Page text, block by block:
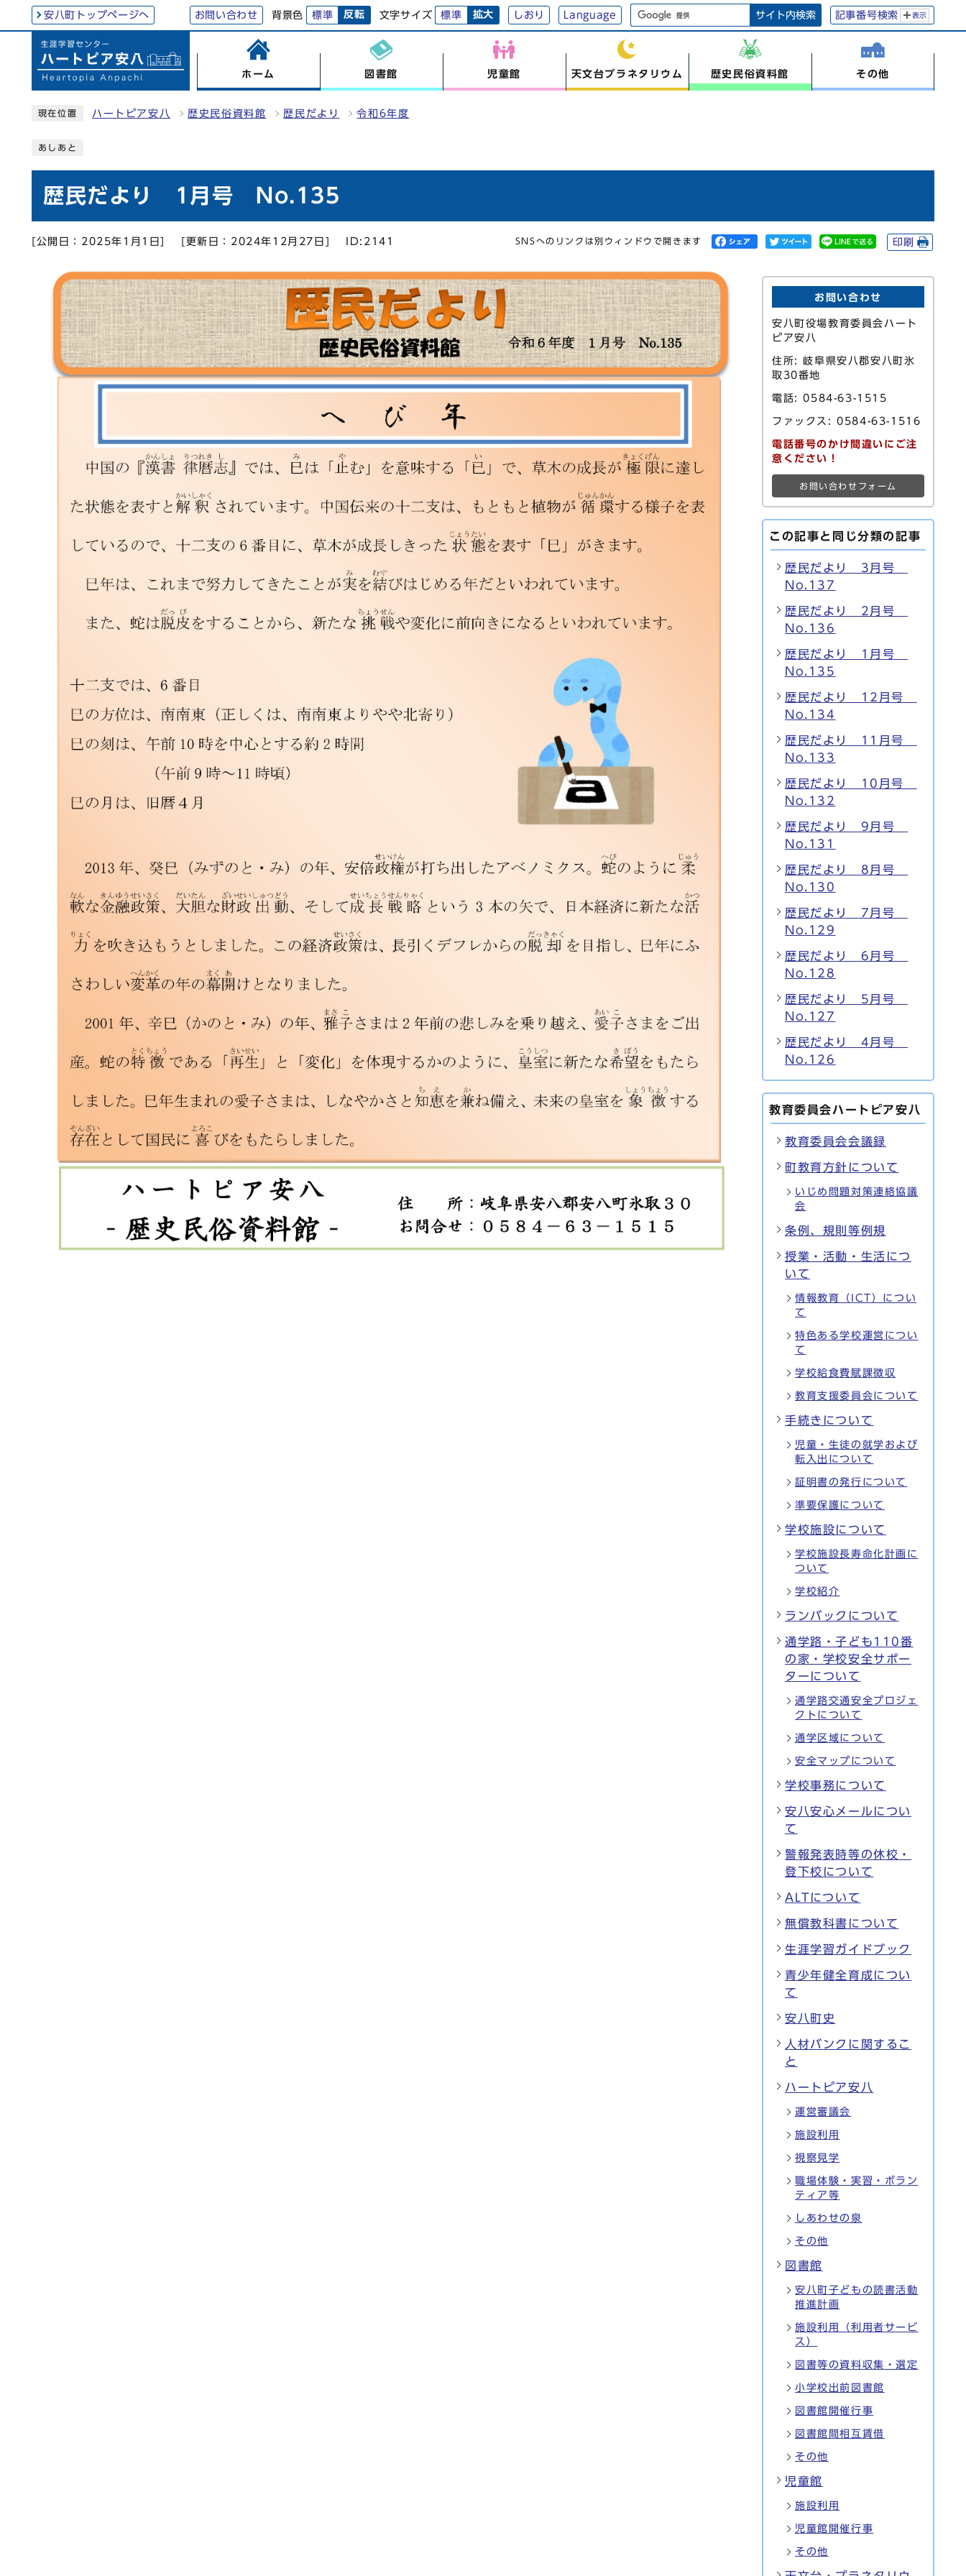
安八町トップページへ お問い合わせ 背景色 標準 反転 文字サイズ 標準 拡大 しおり Language サイト内検索 記事番号検索 表示
ホーム 図書館 児童館 天文台プラネタリウム 歴史民俗資料館 その他
現在位置 ハートピア安八 歴史民俗資料館 歴民だより 令和6年度
あしあと
歴民だより 1月号 No.135
[公開日：2025年1月1日] [更新日：2024年12月27日] ID:2141 SNSへのリンクは別ウィンドウで開きます 印刷
お問い合わせ
安八町役場教育委員会ハート
ピア安八
住所: 岐阜県安八郡安八町氷
取30番地
電話: 0584-63-1515
ファックス: 0584-63-1516
電話番号のかけ間違いにご注
意ください！
お問い合わせフォーム
この記事と同じ分類の記事
歴民だより 3月号
No.137
歴民だより 2月号
No.136
歴民だより 1月号
No.135
歴民だより 12月号
No.134
歴民だより 11月号
No.133
歴民だより 10月号
No.132
歴民だより 9月号
No.131
歴民だより 8月号
No.130
歴民だより 7月号
No.129
歴民だより 6月号
No.128
歴民だより 5月号
No.127
歴民だより 4月号
No.126
教育委員会ハートピア安八
教育委員会会議録
町教育方針について
いじめ問題対策連絡協議
会
条例、規則等例規
授業・活動・生活につ
いて
情報教育（ICT）につい
て
特色ある学校運営につい
て
学校給食費賦課徴収
教育支援委員会について
手続きについて
児童・生徒の就学および
転入出について
証明書の発行について
準要保護について
学校施設について
学校施設長寿命化計画に
ついて
学校紹介
ランバックについて
通学路・子ども110番
の家・学校安全サポー
ターについて
通学路交通安全プロジェ
クトについて
通学区域について
安全マップについて
学校事務について
安八安心メールについ
て
警報発表時等の休校・
登下校について
ALTについて
無償教科書について
生涯学習ガイドブック
青少年健全育成につい
て
安八町史
人材バンクに関するこ
と
ハートピア安八
運営審議会
施設利用
視察見学
職場体験・実習・ボラン
ティア等
しあわせの泉
その他
図書館
安八町子どもの読書活動
推進計画
施設利用（利用者サービ
ス）
図書等の資料収集・選定
小学校出前図書館
図書館開催行事
図書館間相互賃借
その他
児童館
施設利用
児童館開催行事
その他